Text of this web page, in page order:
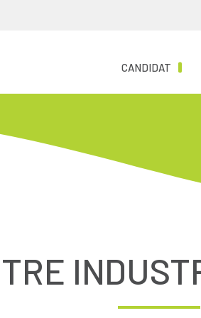
CANDIDAT